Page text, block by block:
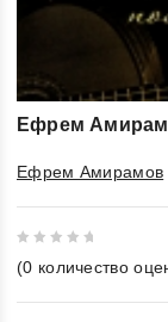
Ефрем
Ефрем Амирамов
out
of
(0 количество